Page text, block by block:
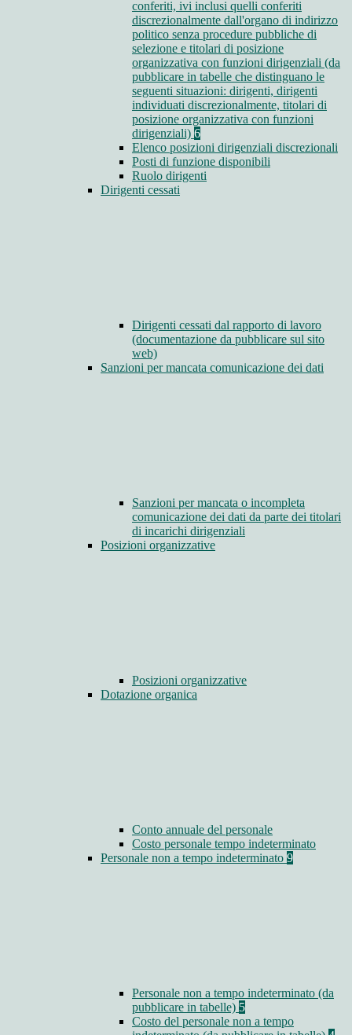
conferiti, ivi inclusi quelli conferiti
discrezionalmente dall'organo di indirizzo
politico senza procedure pubbliche di
selezione e titolari di posizione
organizzativa con funzioni dirigenziali (da
pubblicare in tabelle che distinguano le
seguenti situazioni: dirigenti, dirigenti
individuati discrezionalmente, titolari di
posizione organizzativa con funzioni
dirigenziali) 6
Elenco posizioni dirigenziali discrezionali
Posti di funzione disponibili
Ruolo dirigenti
Dirigenti cessati
Dirigenti cessati dal rapporto di lavoro
(documentazione da pubblicare sul sito
web)
Sanzioni per mancata comunicazione dei dati
Sanzioni per mancata o incompleta
comunicazione dei dati da parte dei titolari
di incarichi dirigenziali
Posizioni organizzative
Posizioni organizzative
Dotazione organica
Conto annuale del personale
Costo personale tempo indeterminato
Personale non a tempo indeterminato 9
Personale non a tempo indeterminato (da
pubblicare in tabelle) 5
Costo del personale non a tempo